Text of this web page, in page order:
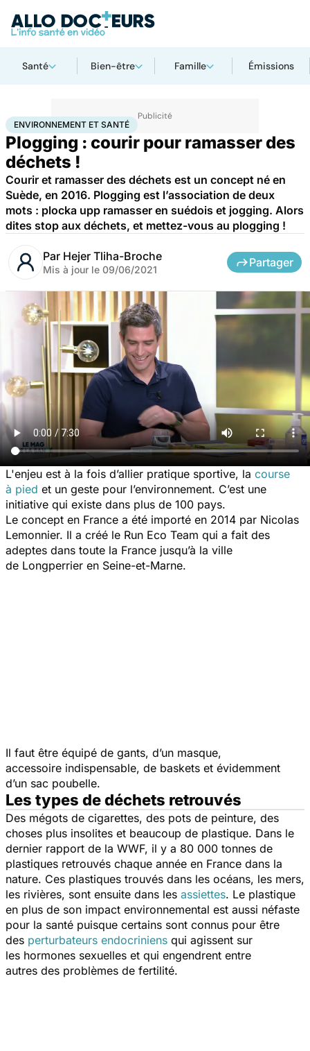
Santé Bien-être Famille Émissions
AccueilBien-êtreEnvironnement et santé
ENVIRONNEMENT ET SANTÉ
Plogging : courir pour ramasser des
déchets !
Courir et ramasser des déchets est un concept né en
Suède, en 2016. Plogging est l’association de deux
mots : plocka upp ramasser en suédois et jogging. Alors
dites stop aux déchets, et mettez-vous au plogging !
Par Hejer Tliha-Broche
Mis à jour le 09/06/2021
Partager
L'enjeu est à la fois d’allier pratique sportive, la course
à pied et un geste pour l’environnement. C’est une
initiative qui existe dans plus de 100 pays.
Le concept en France a été importé en 2014 par Nicolas
Lemonnier. Il a créé le Run Eco Team qui a fait des
adeptes dans toute la France jusqu’à la ville
de Longperrier en Seine-et-Marne.
Il faut être équipé de gants, d’un masque,
accessoire indispensable, de baskets et évidemment
d’un sac poubelle.
Les types de déchets retrouvés
Des mégots de cigarettes, des pots de peinture, des
choses plus insolites et beaucoup de plastique. Dans le
dernier rapport de la WWF, il y a 80 000 tonnes de
plastiques retrouvés chaque année en France dans la
nature. Ces plastiques trouvés dans les océans, les mers,
les rivières, sont ensuite dans les assiettes. Le plastique
en plus de son impact environnemental est aussi néfaste
pour la santé puisque certains sont connus pour être
des perturbateurs endocriniens qui agissent sur
les hormones sexuelles et qui engendrent entre
autres des problèmes de fertilité.